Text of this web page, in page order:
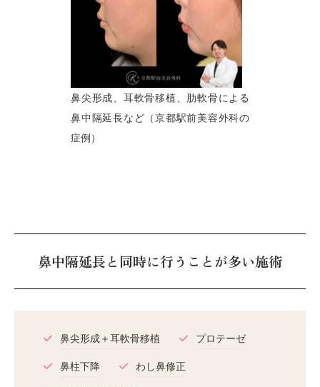
鼻尖形成、耳軟骨移植、肋軟骨による
鼻中隔延長など（京都駅前美容外科の
症例）
鼻中隔延長と同時に行うことが多い施術
鼻尖形成＋耳軟骨移植 プロテーゼ
鼻柱下降 わし鼻修正